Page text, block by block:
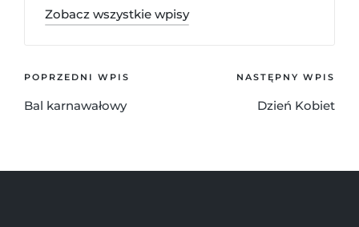
Zobacz wszystkie wpisy
POPRZEDNI WPIS
Bal karnawałowy
NASTĘPNY WPIS
Dzień Kobiet